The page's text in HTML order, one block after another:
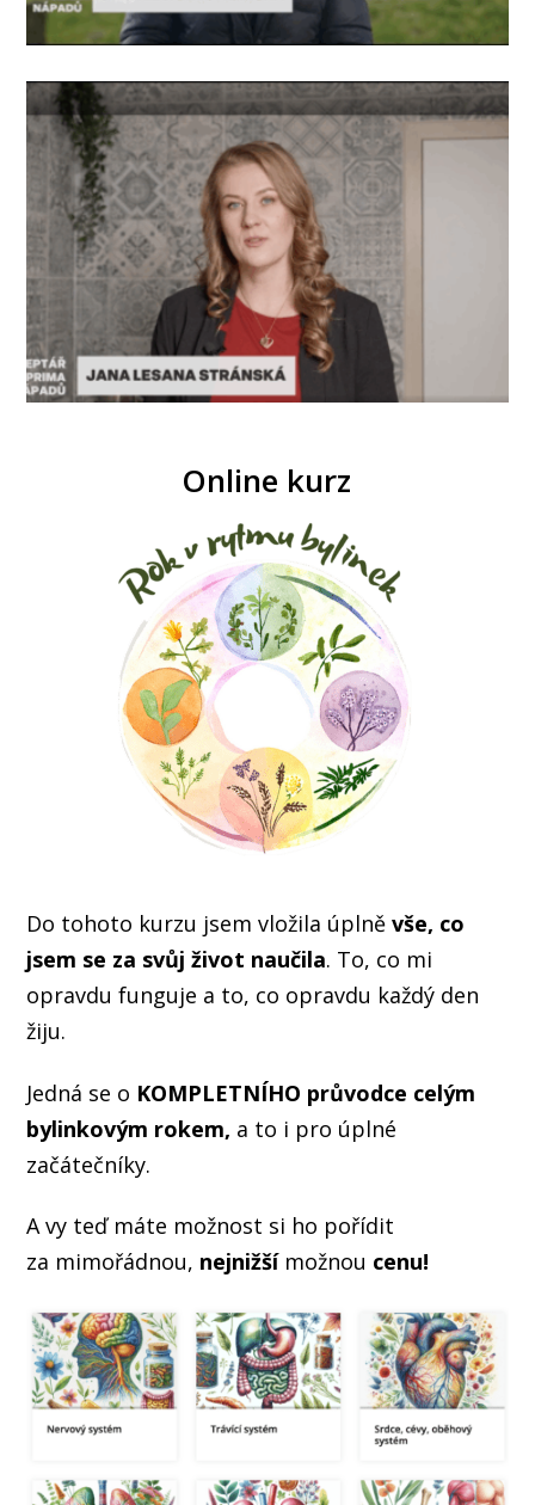
Online kurz
Do tohoto kurzu jsem vložila úplně vše, co
jsem se za svůj život naučila. To, co mi
opravdu funguje a to, co opravdu každý den
žiju.
Jedná se o KOMPLETNÍHO průvodce celým
bylinkovým rokem, a to i pro úplné
začátečníky.
A vy teď máte možnost si ho pořídit
za mimořádnou, nejnižšímožnou cenu!